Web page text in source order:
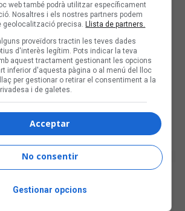
web també podrà utilitzar específicament
Nosaltres i els nostres partners podem
geolocalització precisa. Llista de partners.
proveïdors tractin les teves dades
d'interès legítim. Pots indicar la teva
aquest tractament gestionant les opcions
inferior d'aquesta pàgina o al menú del lloc
per gestionar o retirar el consentiment a la
i de galetes.
Acceptar
No consentir
Gestionar opcions